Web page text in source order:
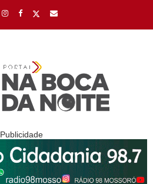
Publicidade